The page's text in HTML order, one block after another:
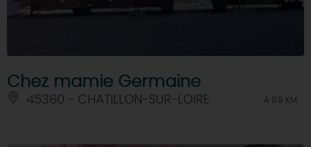
Chez mamie Germaine
45360 - CHATILLON-SUR-LOIRE À 0.9 KM